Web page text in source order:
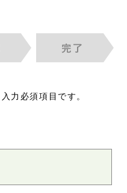
力必須項目です。